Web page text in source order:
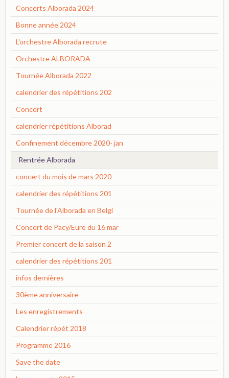
Concerts Alborada 2024
Bonne année 2024
L'orchestre Alborada recrute
Orchestre ALBORADA
Tournée Alborada 2022
calendrier des répétitions 202
Concert
calendrier répétitions Alborad
Confinement décembre 2020- jan
Rentrée Alborada
concert du mois de mars 2020
calendrier des répétitions 201
Tournée de l'Alborada en Belgi
Concert de Pacy/Eure du 16 mar
Premier concert de la saison 2
calendrier des répétitions 201
infos dernières
30ème anniversaire
Les enregistrements
Calendrier répét 2018
Programme 2016
Save the date